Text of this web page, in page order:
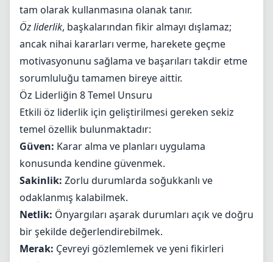
tam olarak kullanmasına olanak tanır.
Öz liderlik, başkalarından fikir almayı dışlamaz;
ancak nihai kararları verme, harekete geçme
motivasyonunu sağlama ve başarıları takdir etme
sorumluluğu tamamen bireye aittir.
Öz Liderliğin 8 Temel Unsuru
Etkili öz liderlik için geliştirilmesi gereken sekiz
temel özellik bulunmaktadır:
Güven: Karar alma ve planları uygulama
konusunda kendine güvenmek.
Sakinlik: Zorlu durumlarda soğukkanlı ve
odaklanmış kalabilmek.
Netlik: Önyargıları aşarak durumları açık ve doğru
bir şekilde değerlendirebilmek.
Merak: Çevreyi gözlemlemek ve yeni fikirleri